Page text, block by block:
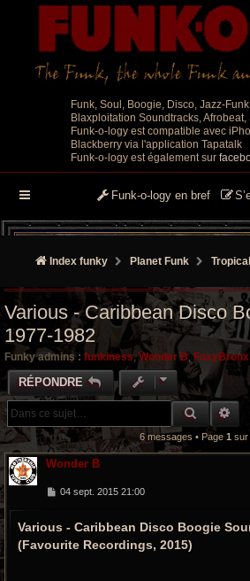
Funk, Soul, Boogie, Disco, Jazz-
Blaxploitation Soundtracks, Afrobeat,
Funk-o-logy est compatible avec
Blackberry via l'application Tapatalk
Funk-o-logy est également sur
Funk-o-logy en bref
Index funky Planet Funk Tropical
Various - Caribbean Disco
1977-1982
Funky admins : funkiness,Wonder B,FoxyBronx
RÉPONDRE
6 messages • Page 1 sur
Wonder B
M
s
g
04 sept. 2015 21:00
Various - Caribbean Disco Boogie
(Favourite Recordings, 2015)